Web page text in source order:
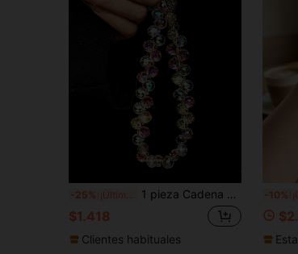
-25% 1 pieza Cadena de teléfono de lujo con cuentas de cristal de colores, correa de muñeca estilo INS con strass brillante, amuleto decorativo universal anti-pérdida para teléfono (el tamaño real puede variar ligeramente de la foto debido al ángulo de disparo y la ampliación)
$1.418
Clientes habituales
-10%